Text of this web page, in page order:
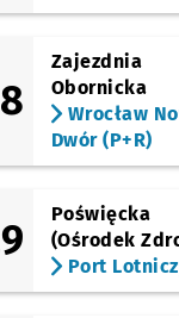
Zajezdnia
Obornicka
Wrocław
Dwór (P+R)
Poświęcka
(Ośrodek
Port